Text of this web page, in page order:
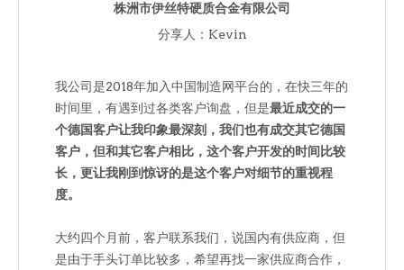
株洲市伊丝特硬质合金有限公司
分享人：Kevin
我公司是2018年加入中国制造网平台的，在快三年的
时间里，有遇到过各类客户询盘，但是最近成交的一
个德国客户让我印象最深刻，我们也有成交其它德国
客户，但和其它客户相比，这个客户开发的时间比较
长，更让我刚到惊讶的是这个客户对细节的重视程
度。
大约四个月前，客户联系我们，说国内有供应商，但
是由于手头订单比较多，希望再找一家供应商合作，